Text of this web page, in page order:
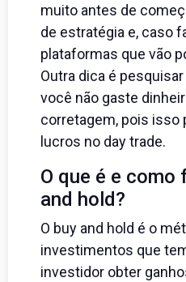
muito antes de
de estratégia e, caso
plataformas que vão
Outra dica é
você não gaste
corretagem, pois isso
lucros no day trade.
O que é e como
and hold?
O buy and hold é o
investimentos que
investidor obter